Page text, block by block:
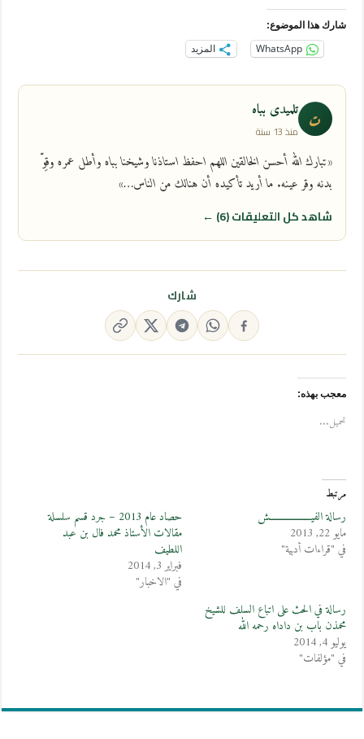
شارك هذا الموضوع:
WhatsApp المزيد
ت تلميدى بباه
منذ 13 سنة
«تبارك الله أحسن الخالقين اللهم احفظ استاذنا وشيخنا بباه وأطل عمره وقوِّ
بدنه وقر عينه. ما أريد تأكيده أن هنالك من الناس…»
شاهد كل التعليقات (6) ←
شارك
معجب بهذه:
تحميل...
مرتبط
رسالة الفيـــــــــــــــــش
مايو 22, 2013
في "قراءات أدبية"
حصاد عام 2013 – جرد قسم سلسلة
مقالات الأستاذ محمد فال بن عبد
اللطيف
فبراير 3, 2014
في "الاخبار"
رسالة في الحث على اتباع السلف للشيخ
محمذن باب بن داداه رحمه الله
يوليو 4, 2014
في "مؤلفات"